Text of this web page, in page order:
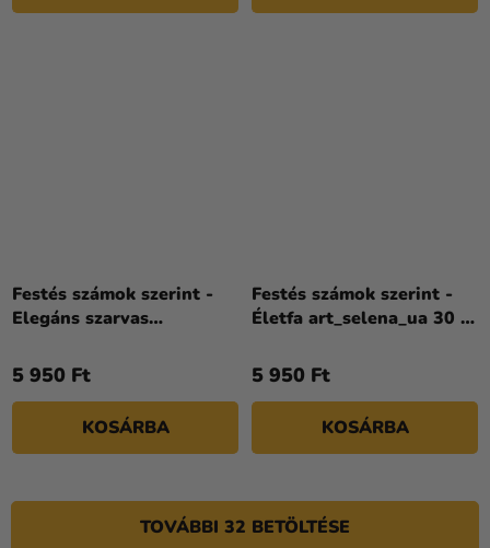
Festés számok szerint -
Elegáns szarvas
5 950 Ft
KOSÁRBA
Festés számok szerint -
Életfa art_selena_ua 30 x
5 950 Ft
KOSÁRBA
TOVÁBBI 32 BETÖLTÉSE